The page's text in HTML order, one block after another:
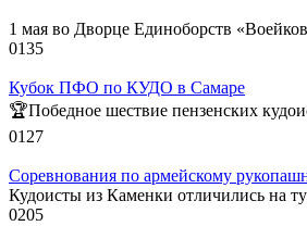
1 мая во Дворце Единоборств
0135
Кубок ПФО по КУДО в Самаре
🏆Победное шествие пензенских
0127
Соревнования по армейскому
Кудоисты из Каменки отличились на
0205